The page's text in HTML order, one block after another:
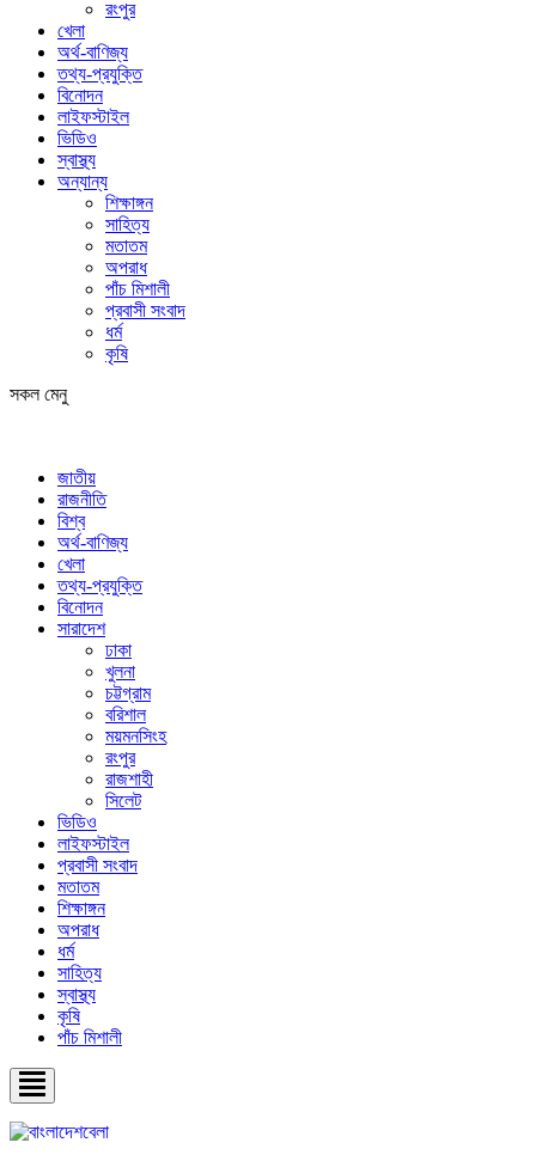
রংপুর
খেলা
অর্থ-বাণিজ্য
তথ্য-প্রযুক্তি
বিনোদন
লাইফস্টাইল
ভিডিও
স্বাস্থ্য
অন্যান্য
শিক্ষাঙ্গন
সাহিত্য
মতাতম
অপরাধ
পাঁচ মিশালী
প্রবাসী সংবাদ
ধর্ম
কৃষি
সকল মেনু
জাতীয়
রাজনীতি
বিশ্ব
অর্থ-বাণিজ্য
খেলা
তথ্য-প্রযুক্তি
বিনোদন
সারাদেশ
ঢাকা
খুলনা
চট্টগ্রাম
বরিশাল
ময়মনসিংহ
রংপুর
রাজশাহী
সিলেট
ভিডিও
লাইফস্টাইল
প্রবাসী সংবাদ
মতাতম
শিক্ষাঙ্গন
অপরাধ
ধর্ম
সাহিত্য
স্বাস্থ্য
কৃষি
পাঁচ মিশালী